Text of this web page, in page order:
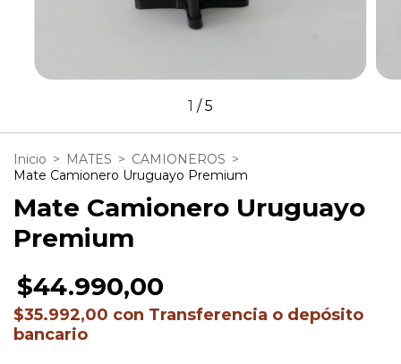
1 /5
Inicio > MATES > CAMIONEROS >
Mate Camionero Uruguayo Premium
Mate Camionero Uruguayo
Premium
$44.990,00
$35.992,00 con Transferencia o depósito
bancario